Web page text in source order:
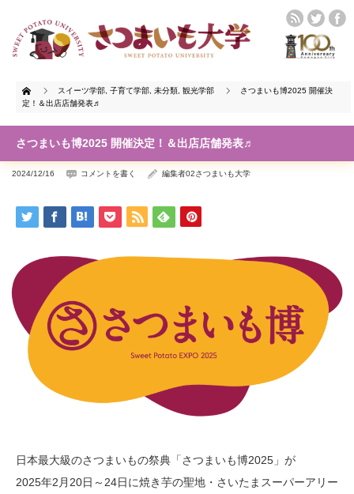
Home スイーツ学部, 子育て学部, 未分類, 観光学部
さつまいも博2025 開催決
定！＆出店店舗発表♬
さつまいも博2025 開催決定！＆出店店舗発表♬
2024/12/16 コメントを書く 編集者02さつまいも大学
日本最大級のさつまいもの祭典「さつまいも博2025」が
2025年2月20日～24日に焼き芋の聖地・さいたまスーパーアリー